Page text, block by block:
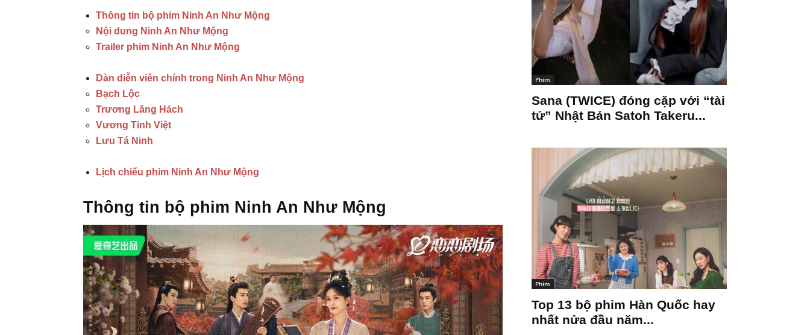
Thông tin bộ phim Ninh An Như Mộng
Nội dung Ninh An Như Mộng
Trailer phim Ninh An Như Mộng
Dàn diễn viên chính trong Ninh An Như Mộng
Bạch Lộc
Trương Lăng Hách
Vương Tinh Việt
Lưu Tá Ninh
Lịch chiếu phim Ninh An Như Mộng
Thông tin bộ phim Ninh An Như Mộng
Phim
Sana (TWICE) đóng cặp với “tài
tử” Nhật Bản Satoh Takeru...
Phim
Top 13 bộ phim Hàn Quốc hay
nhất nửa đầu năm...